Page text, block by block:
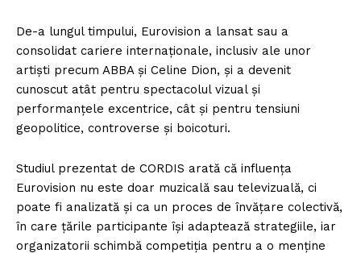
De-a lungul timpului, Eurovision a lansat sau a
consolidat cariere internaționale, inclusiv ale unor
artiști precum ABBA și Celine Dion, și a devenit
cunoscut atât pentru spectacolul vizual și
performanțele excentrice, cât și pentru tensiuni
geopolitice, controverse și boicoturi.
Studiul prezentat de CORDIS arată că influența
Eurovision nu este doar muzicală sau televizuală, ci
poate fi analizată și ca un proces de învățare colectivă,
în care țările participante își adaptează strategiile, iar
organizatorii schimbă competiția pentru a o menține